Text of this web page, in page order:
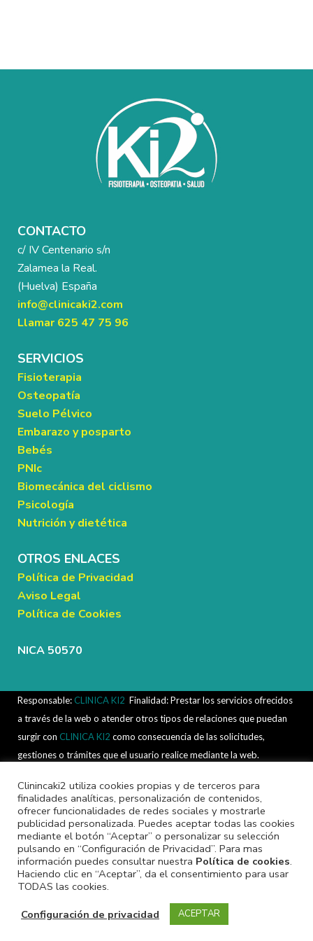
CONTACTO
c/ IV Centenario s/n
Zalamea la Real.
(Huelva) España
info@clinicaki2.com
Llamar 625 47 75 96
SERVICIOS
Fisioterapia
Osteopatía
Suelo Pélvico
Embarazo y posparto
Bebés
PNIc
Biomecánica del ciclismo
Psicología
Nutrición y dietética
OTROS ENLACES
Política de Privacidad
Aviso Legal
Política de Cookies
NICA 50570
Responsable: CLINICA KI2 Finalidad: Prestar los servicios ofrecidos
a través de la web o atender otros tipos de relaciones que puedan
surgir con CLINICA KI2 como consecuencia de las solicitudes,
gestiones o trámites que el usuario realice mediante la web.
el Reglamento (UE) 2016/679 y la LOPDGDD 3/2018.
Destinatarios: Fichero interno automatizado deCLINICA KI2y
terceros para el desarrollo, mantenimiento y control de la relación
jurídica que se establezca cuando exista autorización legal por el
usuario para hacerlo. Derechos: Acceso, rectificación, cesión,
oposición y derecho al olvido. Información adicional: Puede obtener
tratamiento y protección de sus datos personales y la
Clinincaki2 utiliza cookies propias y de terceros para
finalidades analíticas, personalización de contenidos,
ofrecer funcionalidades de redes sociales y mostrarle
publicidad personalizada. Puedes aceptar todas las cookies
mediante el botón “Aceptar” o personalizar su selección
pulsando en “Configuración de Privacidad”. Para mas
información puedes consultar nuestra Política de cookies.
Haciendo clic en “Aceptar”, da el consentimiento para usar
TODAS las cookies.
Configuración de privacidad
ACEPTAR